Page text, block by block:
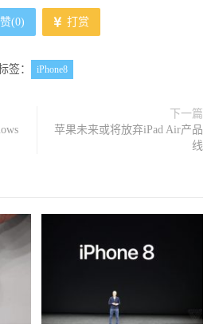
赞(0) 打赏
签： iPhone8
下一篇
苹果未来或将放弃iPad Air产品
线